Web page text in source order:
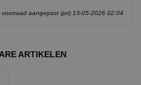
voorraad aangepast (pri) 13-05-2026 02:04
ARTIKELEN